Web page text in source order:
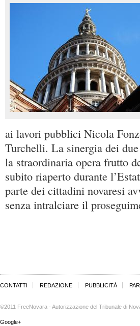
ai lavori pubblici Nicola
Turchelli. La sinergia dei
la straordinaria opera frutto
subito riaperto durante
parte dei cittadini novaresi
senza intralciare il
CONTATTI REDAZIONE PUBBLICITÀ
©2011 FreeNovara - Autorizzazione del Tribunale di
Google+